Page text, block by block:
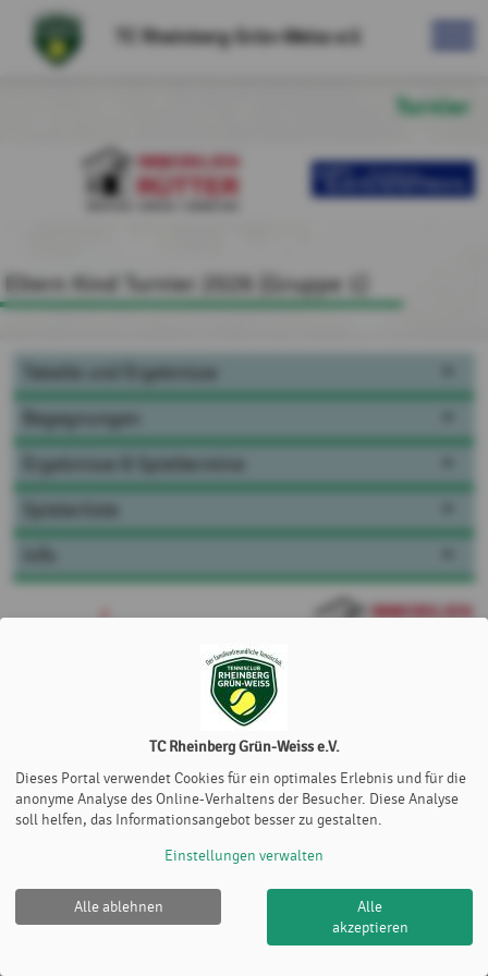
TC Rheinberg Grün-Weiss e.V.
Turnier
Eltern Kind Turnier 2026 (Gruppe 1)
Tabelle und Ergebnisse
Begegnungen
Ergebnisse & Spieltermine
Spielerliste
TC Rheinberg Grün-Weiss e.V. |
Datenschutz-
Cookie Policy
TC Rheinberg Grün-Weiss e.V.
Dieses Portal verwendet Cookies für ein optimales Erlebnis und für die
anonyme Analyse des Online-Verhaltens der Besucher. Diese Analyse
soll helfen, das Informationsangebot besser zu gestalten.
Einstellungen verwalten
Alle ablehnen
Alle
akzeptieren